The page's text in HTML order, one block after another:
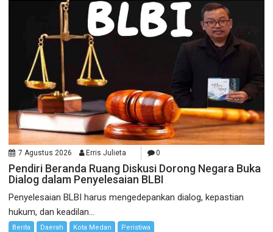
7 Agustus 2026 Erris Julieta 0
Pendiri Beranda Ruang Diskusi Dorong Negara Buka
Dialog dalam Penyelesaian BLBI
Penyelesaian BLBI harus mengedepankan dialog, kepastian
hukum, dan keadilan...
Berita Daerah Kota Medan Peristiwa